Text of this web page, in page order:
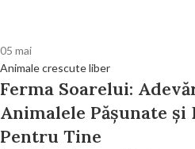
05 mai
Animale crescute liber
Ferma Soarelui:
Animalele Pășunate și
Pentru Tine